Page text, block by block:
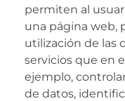
permiten al
una página web,
utilización de las
servicios que en
ejemplo,
de datos,